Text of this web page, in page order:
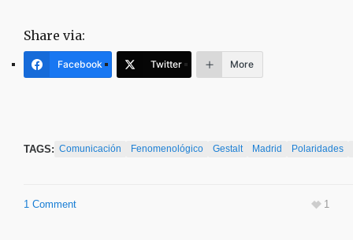
Share via:
Facebook Twitter More
TAGS: Comunicación Fenomenológico Gestalt Madrid Polaridades
1 Comment 1